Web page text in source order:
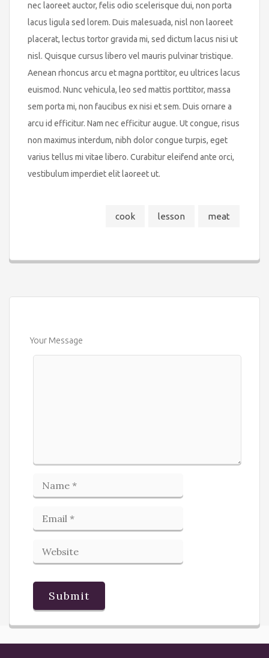
nec laoreet auctor, felis odio scelerisque dui, non porta
lacus ligula sed lorem. Duis malesuada, nisl non laoreet
placerat, lectus tortor gravida mi, sed dictum lacus nisi ut
nisl. Quisque cursus libero vel mauris pulvinar tristique.
Aenean rhoncus arcu et magna porttitor, eu ultrices lacus
euismod. Nunc vehicula, leo sed mattis porttitor, massa
sem porta mi, non faucibus ex nisi et sem. Duis ornare a
arcu id efficitur. Nam nec efficitur augue. Ut congue, risus
non maximus interdum, nibh dolor congue turpis, eget
varius tellus mi vitae libero. Curabitur eleifend ante orci,
vestibulum imperdiet elit laoreet ut.
cook lesson meat
Your Message